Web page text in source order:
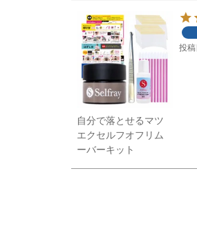
自分で落とせるマツ
エクセルフオフリム
ーバーキット
投稿